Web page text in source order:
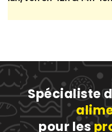
personnalisé. Votre
seulement protéger et
elle doit également
simple décoration.
renforcer votre
Spécialiste
pour les